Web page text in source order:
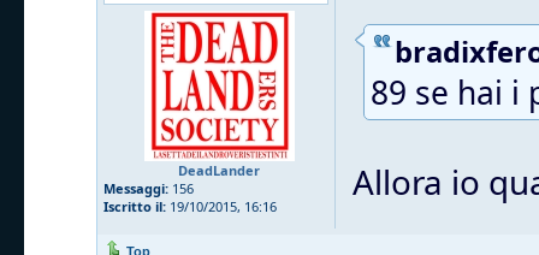
DeadLander
Messaggi: 156
Iscritto il: 19/10/2015, 16:16
89 se hai i
Allora io
Top